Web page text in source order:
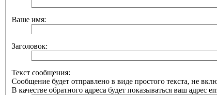
Ваше имя:
Заголовок:
Текст сообщения:
Сообщение будет отправлено в виде простого текста, не
В качестве обратного адреса будет показываться ваш адрес